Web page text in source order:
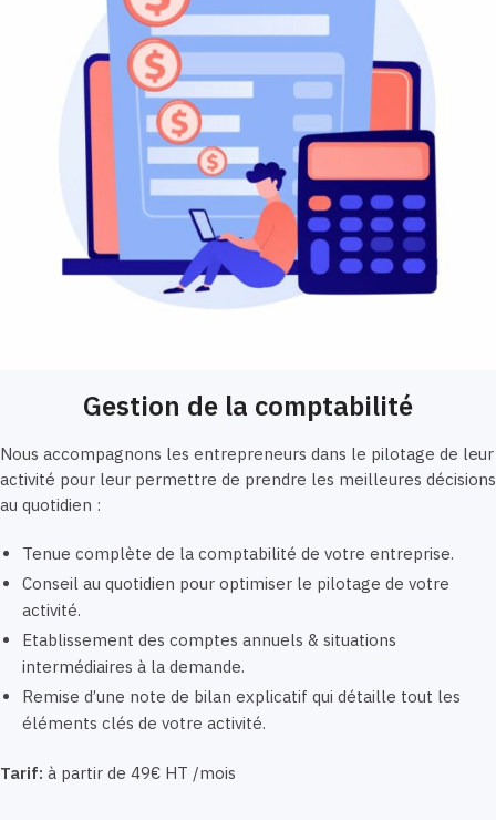
Gestion de la comptabilité
Nous accompagnons les entrepreneurs dans le pilotage de leur
activité pour leur permettre de prendre les meilleures décisions
au quotidien :
Tenue complète de la comptabilité de votre entreprise.
Conseil au quotidien pour optimiser le pilotage de votre
activité.
Etablissement des comptes annuels & situations
intermédiaires à la demande.
Remise d’une note de bilan explicatif qui détaille tout les
éléments clés de votre activité.
Tarif: à partir de 49€ HT /mois